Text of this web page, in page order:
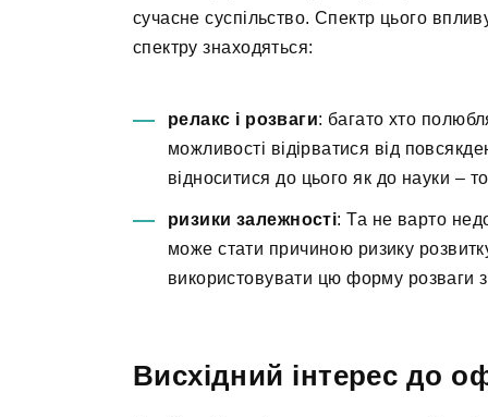
сучасне суспільство. Спектр цього
спектру знаходяться:
релакс і розваги: багато хто
можливості відірватися від
відноситися до цього як до науки –
ризики залежності: Та не варто
може стати причиною ризику
використовувати цю форму розваги з
Висхідний інтерес до